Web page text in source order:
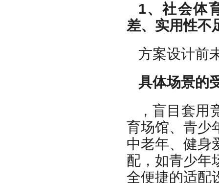
1、社会体
差、实用性不
方案设计前
具体场景的
，盲目套
育场馆、青少
中老年、健身
配，如青少年
全便捷的适配